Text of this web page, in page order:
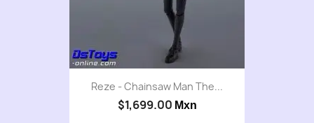
Reze - Chainsaw Man The...
$1,699.00 Mxn